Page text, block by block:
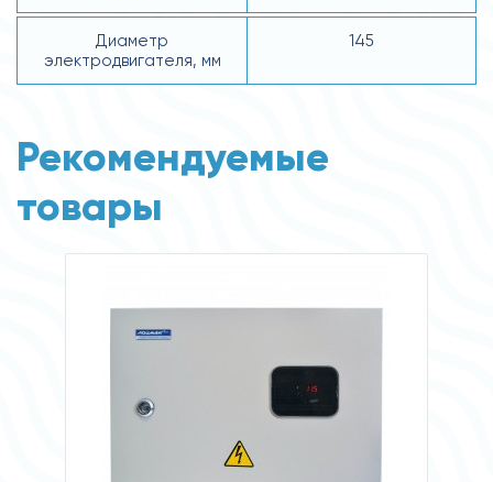
Диаметр
электродвигателя, мм
145
Рекомендуемые
товары